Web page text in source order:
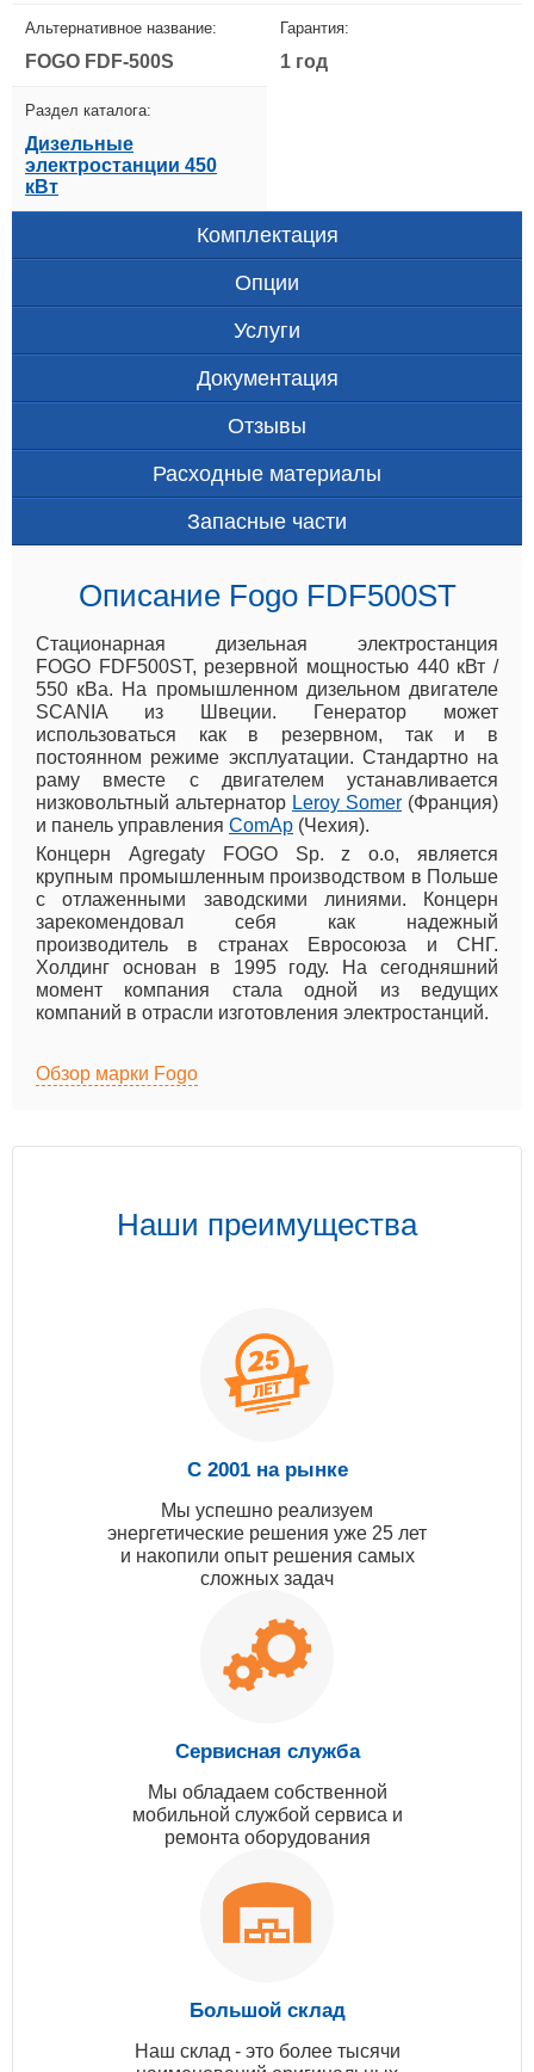
Альтернативное название:
FOGO FDF-500S
Гарантия:
1 год
Раздел каталога:
Дизельные
электростанции 450
кВт
Комплектация
Опции
Услуги
Документация
Отзывы
Расходные материалы
Запасные части
Описание Fogo FDF500ST
Стационарная дизельная электростанция
FOGO FDF500ST, резервной мощностью 440 кВт /
550 кВа. На промышленном дизельном двигателе
SCANIA из Швеции. Генератор может
использоваться как в резервном, так и в
постоянном режиме эксплуатации. Стандартно на
раму вместе с двигателем устанавливается
низковольтный альтернатор Leroy Somer (Франция)
и панель управления ComAp (Чехия).
Концерн Agregaty FOGO Sp. z o.o, является
крупным промышленным производством в Польше
с отлаженными заводскими линиями. Концерн
зарекомендовал себя как надежный
производитель в странах Евросоюза и СНГ.
Холдинг основан в 1995 году. На сегодняшний
момент компания стала одной из ведущих
компаний в отрасли изготовления электростанций.
Обзор марки Fogo
Наши преимущества
С 2001 на рынке
Мы успешно реализуем
энергетические решения уже 25 лет
и накопили опыт решения самых
сложных задач
Сервисная служба
Мы обладаем собственной
мобильной службой сервиса и
ремонта оборудования
Большой склад
Наш склад - это более тысячи